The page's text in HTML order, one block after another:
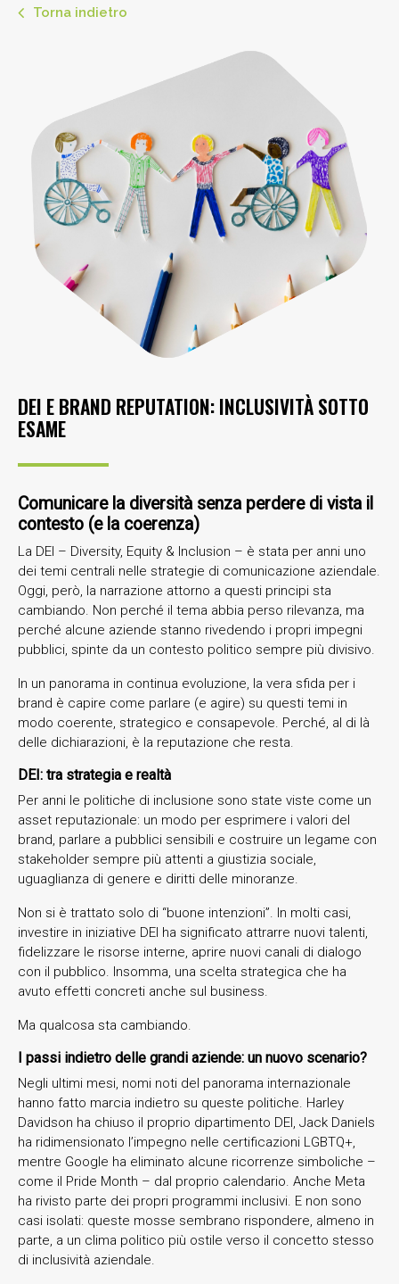
Torna indietro
DEI E BRAND REPUTATION: INCLUSIVITÀ SOTTO
ESAME
Comunicare la diversità senza perdere di vista il
contesto (e la coerenza)
La DEI – Diversity, Equity & Inclusion – è stata per anni uno
dei temi centrali nelle strategie di comunicazione aziendale.
Oggi, però, la narrazione attorno a questi principi sta
cambiando. Non perché il tema abbia perso rilevanza, ma
perché alcune aziende stanno rivedendo i propri impegni
pubblici, spinte da un contesto politico sempre più divisivo.
In un panorama in continua evoluzione, la vera sfida per i
brand è capire come parlare (e agire) su questi temi in
modo coerente, strategico e consapevole. Perché, al di là
delle dichiarazioni, è la reputazione che resta.
DEI: tra strategia e realtà
Per anni le politiche di inclusione sono state viste come un
asset reputazionale: un modo per esprimere i valori del
brand, parlare a pubblici sensibili e costruire un legame con
stakeholder sempre più attenti a giustizia sociale,
uguaglianza di genere e diritti delle minoranze.
Non si è trattato solo di “buone intenzioni”. In molti casi,
investire in iniziative DEI ha significato attrarre nuovi talenti,
fidelizzare le risorse interne, aprire nuovi canali di dialogo
con il pubblico. Insomma, una scelta strategica che ha
avuto effetti concreti anche sul business.
Ma qualcosa sta cambiando.
I passi indietro delle grandi aziende: un nuovo scenario?
Negli ultimi mesi, nomi noti del panorama internazionale
hanno fatto marcia indietro su queste politiche. Harley
Davidson ha chiuso il proprio dipartimento DEI, Jack Daniels
ha ridimensionato l’impegno nelle certificazioni LGBTQ+,
mentre Google ha eliminato alcune ricorrenze simboliche –
come il Pride Month – dal proprio calendario. Anche Meta
ha rivisto parte dei propri programmi inclusivi. E non sono
casi isolati: queste mosse sembrano rispondere, almeno in
parte, a un clima politico più ostile verso il concetto stesso
di inclusività aziendale.